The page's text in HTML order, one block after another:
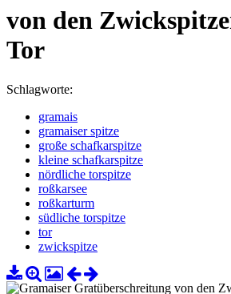
von den
Tor
Schlagworte:
gramais
gramaiser spitze
große schafkarspitze
kleine schafkarspitze
nördliche torspitze
roßkarsee
roßkarturm
südliche torspitze
tor
zwickspitze